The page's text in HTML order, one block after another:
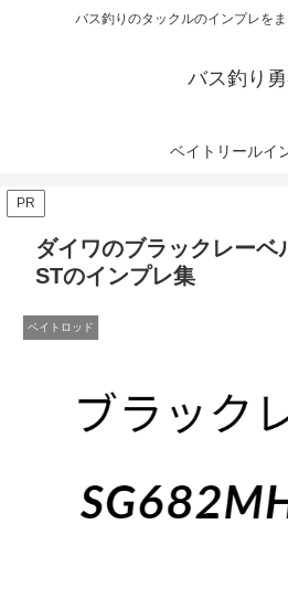
バス釣りのタックルのインプレを
バス釣り
ベイトリールイ
PR
ダイワのブラックレーベ
STのインプレ集
ベイトロッド